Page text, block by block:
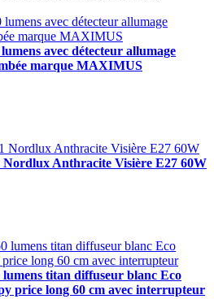
avec détecteur allumage
marque MAXIMUS
Anthracite Visière E27 60W
titan diffuseur blanc Eco
price long 60 cm avec interrupteur